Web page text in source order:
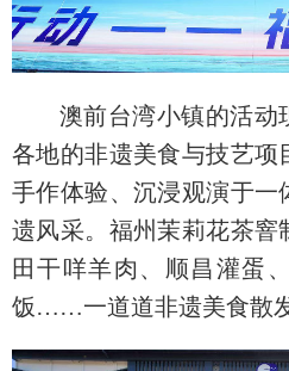
澳前台湾小镇的活动
各地的非遗美食与技艺项
手作体验、沉浸观演于一
遗风采。福州茉莉花茶窨
田干咩羊肉、顺昌灌蛋
饭……一道道非遗美食散